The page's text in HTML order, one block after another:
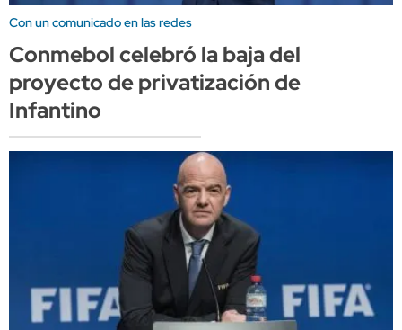
Con un comunicado en las redes
Conmebol celebró la baja del
proyecto de privatización de
Infantino